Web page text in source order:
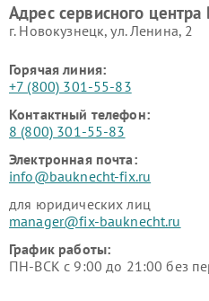
Адрес сервисного центра
г. Новокузнецк, ул. Ленина, 2
Горячая линия:
+7 (800) 301-55-83
Контактный телефон:
8 (800) 301-55-83
Электронная почта:
info@bauknecht-fix.ru
для юридических лиц
manager@fix-bauknecht.ru
График работы:
ПН-ВСК с 9:00 до 21:00 без